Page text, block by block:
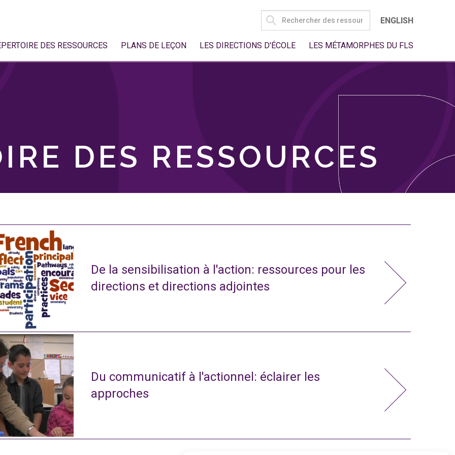
SEARCH
FOR:
ENGLISH
DES RESSOURCES PLANS DE LEÇON LES DIRECTIONS D'ÉCOLE LES MÉTAMORPHES DU FLS
DES RESSOURCES
De la sensibilisation à l'action: ressources pour les
directions et directions adjointes
Du communicatif à l'actionnel: éclairer les
approches